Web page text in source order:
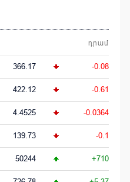
դրամ
366.17 -0.08
422.12 -0.61
4.4525 -0.0364
139.73 -0.1
50244 +710